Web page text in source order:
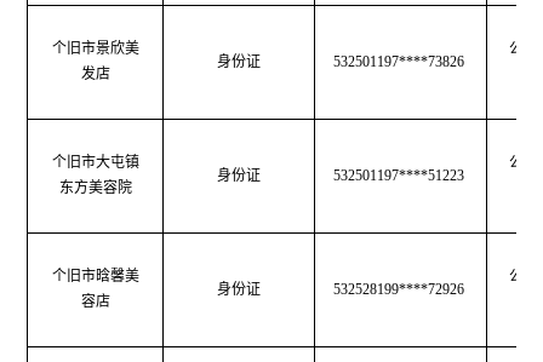
个旧市景欣美
发店
身份证 532501197****73826
公共
个旧市大屯镇
东方美容院
身份证 532501197****51223
公共
个旧市晗馨美
容店
身份证 532528199****72926
公共